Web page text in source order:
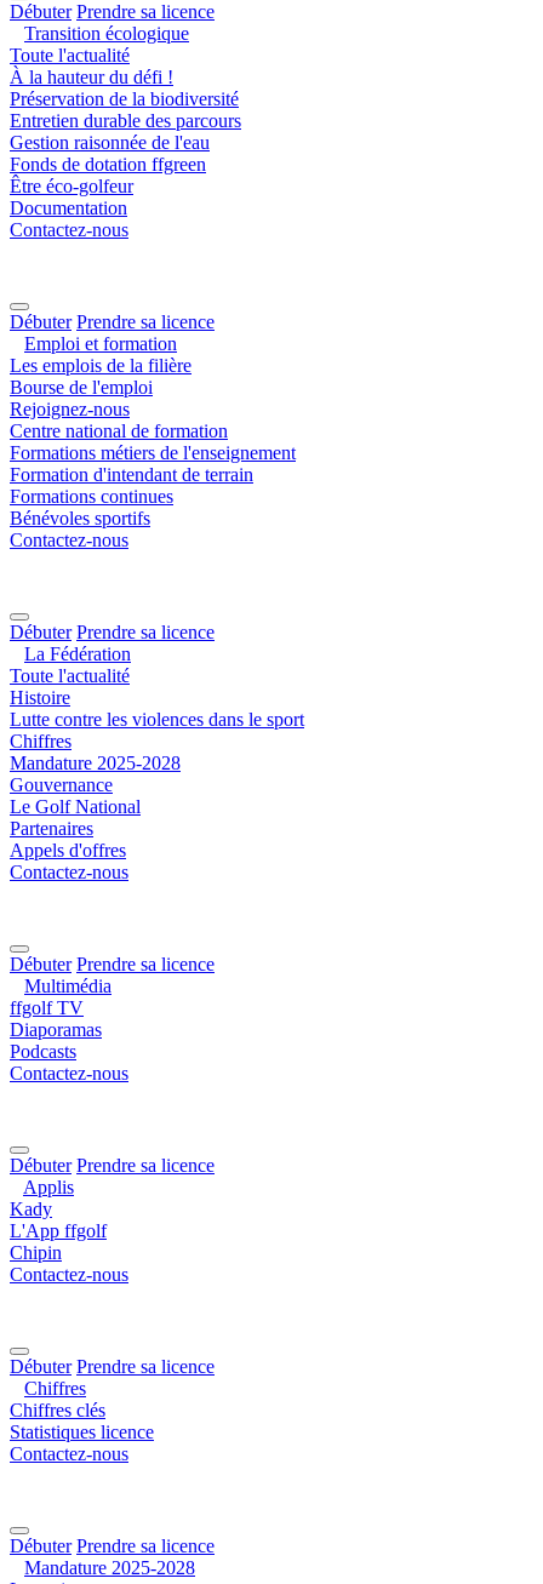
Débuter Prendre sa licence
Transition écologique
Toute l'actualité
À la hauteur du défi !
Préservation de la biodiversité
Entretien durable des parcours
Gestion raisonnée de l'eau
Fonds de dotation ffgreen
Être éco-golfeur
Documentation
Contactez-nous
Débuter Prendre sa licence
Emploi et formation
Les emplois de la filière
Bourse de l'emploi
Rejoignez-nous
Centre national de formation
Formations métiers de l'enseignement
Formation d'intendant de terrain
Formations continues
Bénévoles sportifs
Contactez-nous
Débuter Prendre sa licence
La Fédération
Toute l'actualité
Histoire
Lutte contre les violences dans le sport
Chiffres
Mandature 2025-2028
Gouvernance
Le Golf National
Partenaires
Appels d'offres
Contactez-nous
Débuter Prendre sa licence
Multimédia
ffgolf TV
Diaporamas
Podcasts
Contactez-nous
Débuter Prendre sa licence
Applis
Kady
L'App ffgolf
Chipin
Contactez-nous
Débuter Prendre sa licence
Chiffres
Chiffres clés
Statistiques licence
Contactez-nous
Débuter Prendre sa licence
Mandature 2025-2028